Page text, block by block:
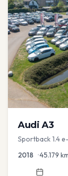
Audi A3
Sportback 1.4
2018 •45.179